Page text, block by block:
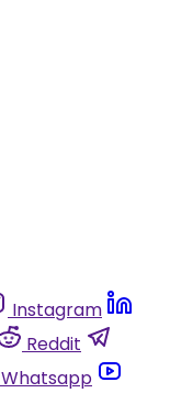
Instagram
Reddit
Whatsapp